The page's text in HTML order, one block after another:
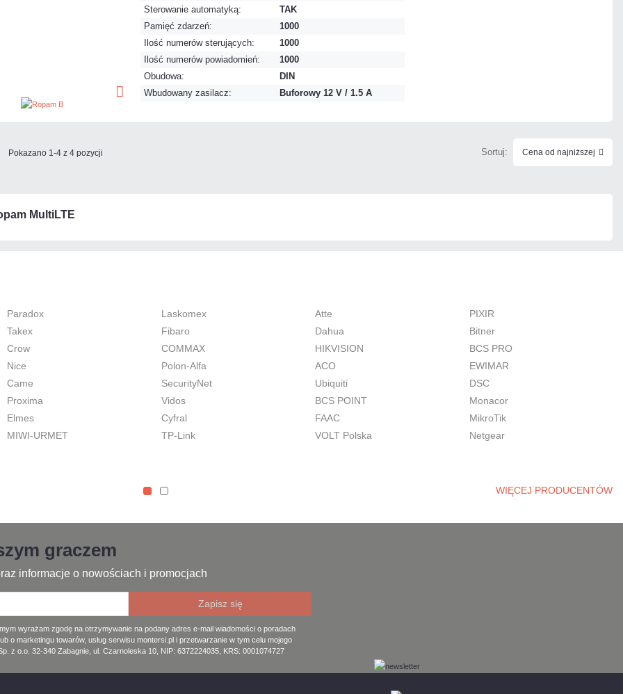
Sterowanie automatyką:
TAK
Pamięć zdarzeń:
1000
Ilość numerów sterujących:
1000
Ilość numerów powiadomień:
1000
Obudowa:
DIN
Wbudowany zasilacz:
Buforowy 12 V / 1.5 A
Pokazano 1-4 z 4 pozycji Sortuj: Cena od najniższej
MultiLTE
Paradox
Takex
Crow
Nice
Came
Proxima
Elmes
MIWI-URMET
Laskomex
Fibaro
COMMAX
Polon-Alfa
SecurityNet
Vidos
Cyfral
TP-Link
Atte
Dahua
HIKVISION
ACO
Ubiquiti
BCS POINT
FAAC
VOLT Polska
PIXIR
Bitner
BCS PRO
EWIMAR
DSC
Monacor
MikroTik
Netgear
WIĘCEJ PRODUCENTÓW
graczem
informacje o nowościach i promocjach
wyrażam zgodę na otrzymywanie na podany adres e-mail wiadomości o poradach
o marketingu towarów, usług serwisu montersi.pl i przetwarzanie w tym celu mojego
z o.o. 32-340 Zabagnie, ul. Czarnoleska 10, NIP: 6372224035, KRS: 0001074727